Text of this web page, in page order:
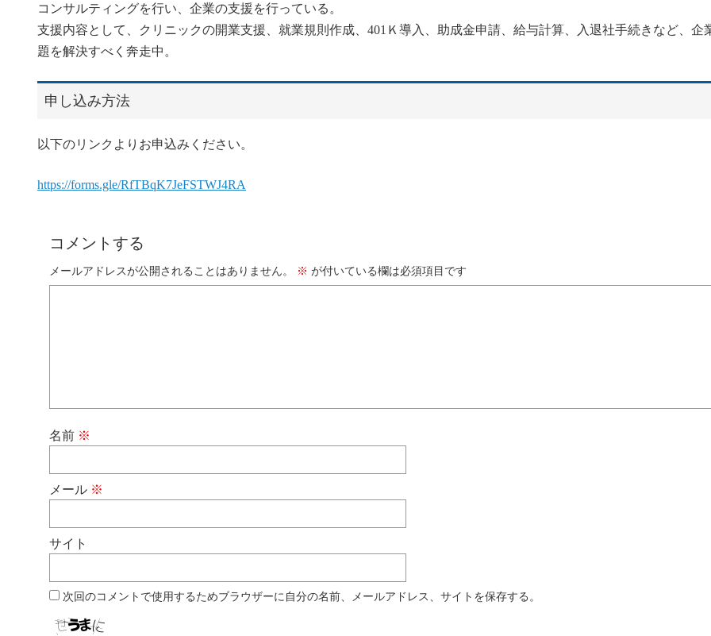
コンサルティングを行い、企業の支援を行っている。
支援内容として、クリニックの開業支援、就業規則作成、401Ｋ導入、助成金申請、給与計算、入退社手続きなど、企
題を解決すべく奔走中。
申し込み方法
以下のリンクよりお申込みください。
https://forms.gle/RfTBqK7JeFSTWJ4RA
コメントする
メールアドレスが公開されることはありません。 ※ が付いている欄は必須項目です
名前 ※
メール ※
サイト
次回のコメントで使用するためブラウザーに自分の名前、メールアドレス、サイトを保存する。